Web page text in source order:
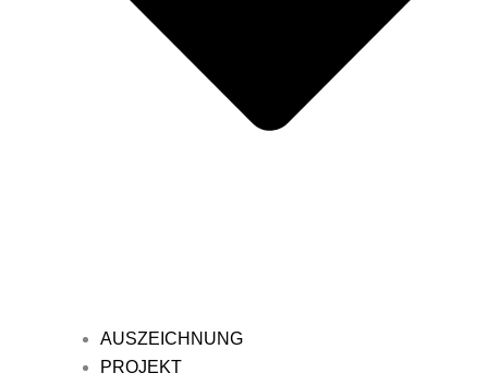
AUSZEICHNUNG
PROJEKT